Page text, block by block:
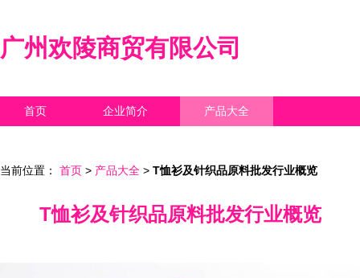
广州欢陵商贸有限公司
首页 企业简介 产品大全
当前位置： 首页 > 产品大全 > T恤衫及针织品原料批发行业概览
T恤衫及针织品原料批发行业概览